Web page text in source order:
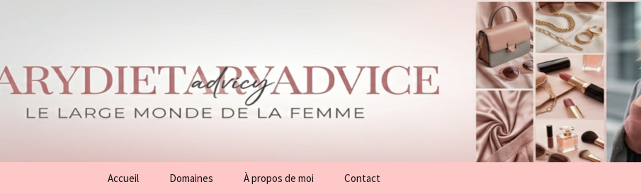
Accueil Domaines À propos de moi Contact